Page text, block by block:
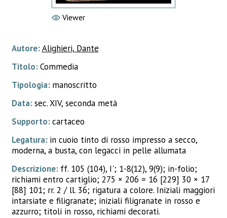
Viewer
Autore:Alighieri, Dante
Titolo:Commedia
Tipologia: manoscritto
Data:sec. XIV, seconda metà
Supporto:cartaceo
Legatura: in cuoio tinto di rosso impresso a secco,
moderna, a busta, con legacci in pelle allumata
Descrizione: ff. 105 (104), I'; 1-8(12), 9(9); in-folio;
richiami entro cartiglio; 275 × 206 = 16 [229] 30 × 17
[88] 101; rr. 2 / ll. 36; rigatura a colore. Iniziali maggiori
intarsiate e filigranate; iniziali filigranate in rosso e
azzurro; titoli in rosso, richiami decorati.